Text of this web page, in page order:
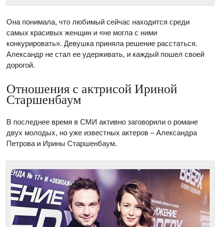
Она понимала, что любимый сейчас находится среди
самых красивых женщин и «не могла с ними
конкурировать». Девушка приняла решение расстаться.
Александр не стал ее удерживать, и каждый пошел своей
дорогой.
Отношения с актрисой Ириной
Старшенбаум
В последнее время в СМИ активно заговорили о романе
двух молодых, но уже известных актеров – Александра
Петрова и Ирины Старшенбаум.